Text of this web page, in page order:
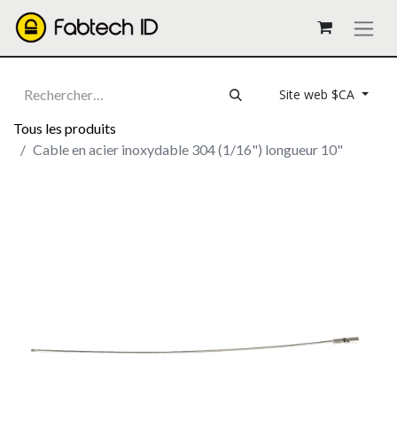
Site web $CA
Tous les produits
Cable en acier inoxydable 304 (1/16") longueur 10"